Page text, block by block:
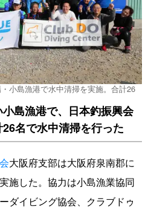
小島漁港で水中清掃を実施。合計26
島漁港で、日本釣振興会
名で水中清掃を行った
大阪府支部は大阪府泉南郡に
施した。協力は小島漁業協同
ダイビング協会、クラブドゥ